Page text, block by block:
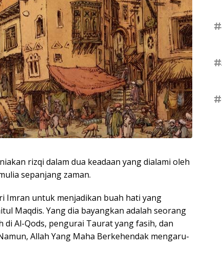
rizqi dalam dua keadaan yang dialami oleh
sepanjang zaman.
Imran untuk menjadikan buah hati yang
Maqdis. Yang dia bayangkan adalah seorang
di Al-Qods, pengurai Taurat yang fasih, dan
Allah Yang Maha Berkehendak mengaru-